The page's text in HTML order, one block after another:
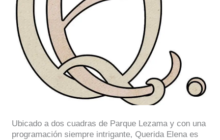
Ubicado a dos cuadras de Parque Lezama y con una
programación siempre intrigante, Querida Elena es